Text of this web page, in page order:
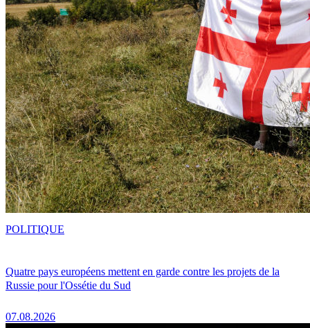
Quatre pays européens mettent en garde contre les projets de la
Russie pour l'Ossétie du Sud
07.08.2026
POLITIQUE